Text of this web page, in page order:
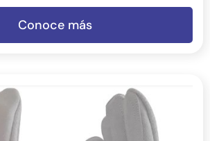
Conoce más